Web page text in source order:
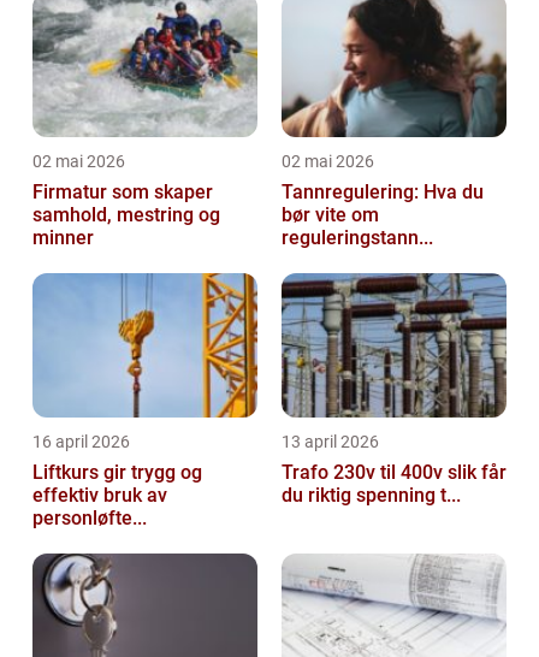
02 mai 2026
Firmatur som skaper
samhold, mestring og
minner
02 mai 2026
Tannregulering: Hva du
bør vite om
reguleringstann...
16 april 2026
Liftkurs gir trygg og
effektiv bruk av
personløfte...
13 april 2026
Trafo 230v til 400v slik får
du riktig spenning t...